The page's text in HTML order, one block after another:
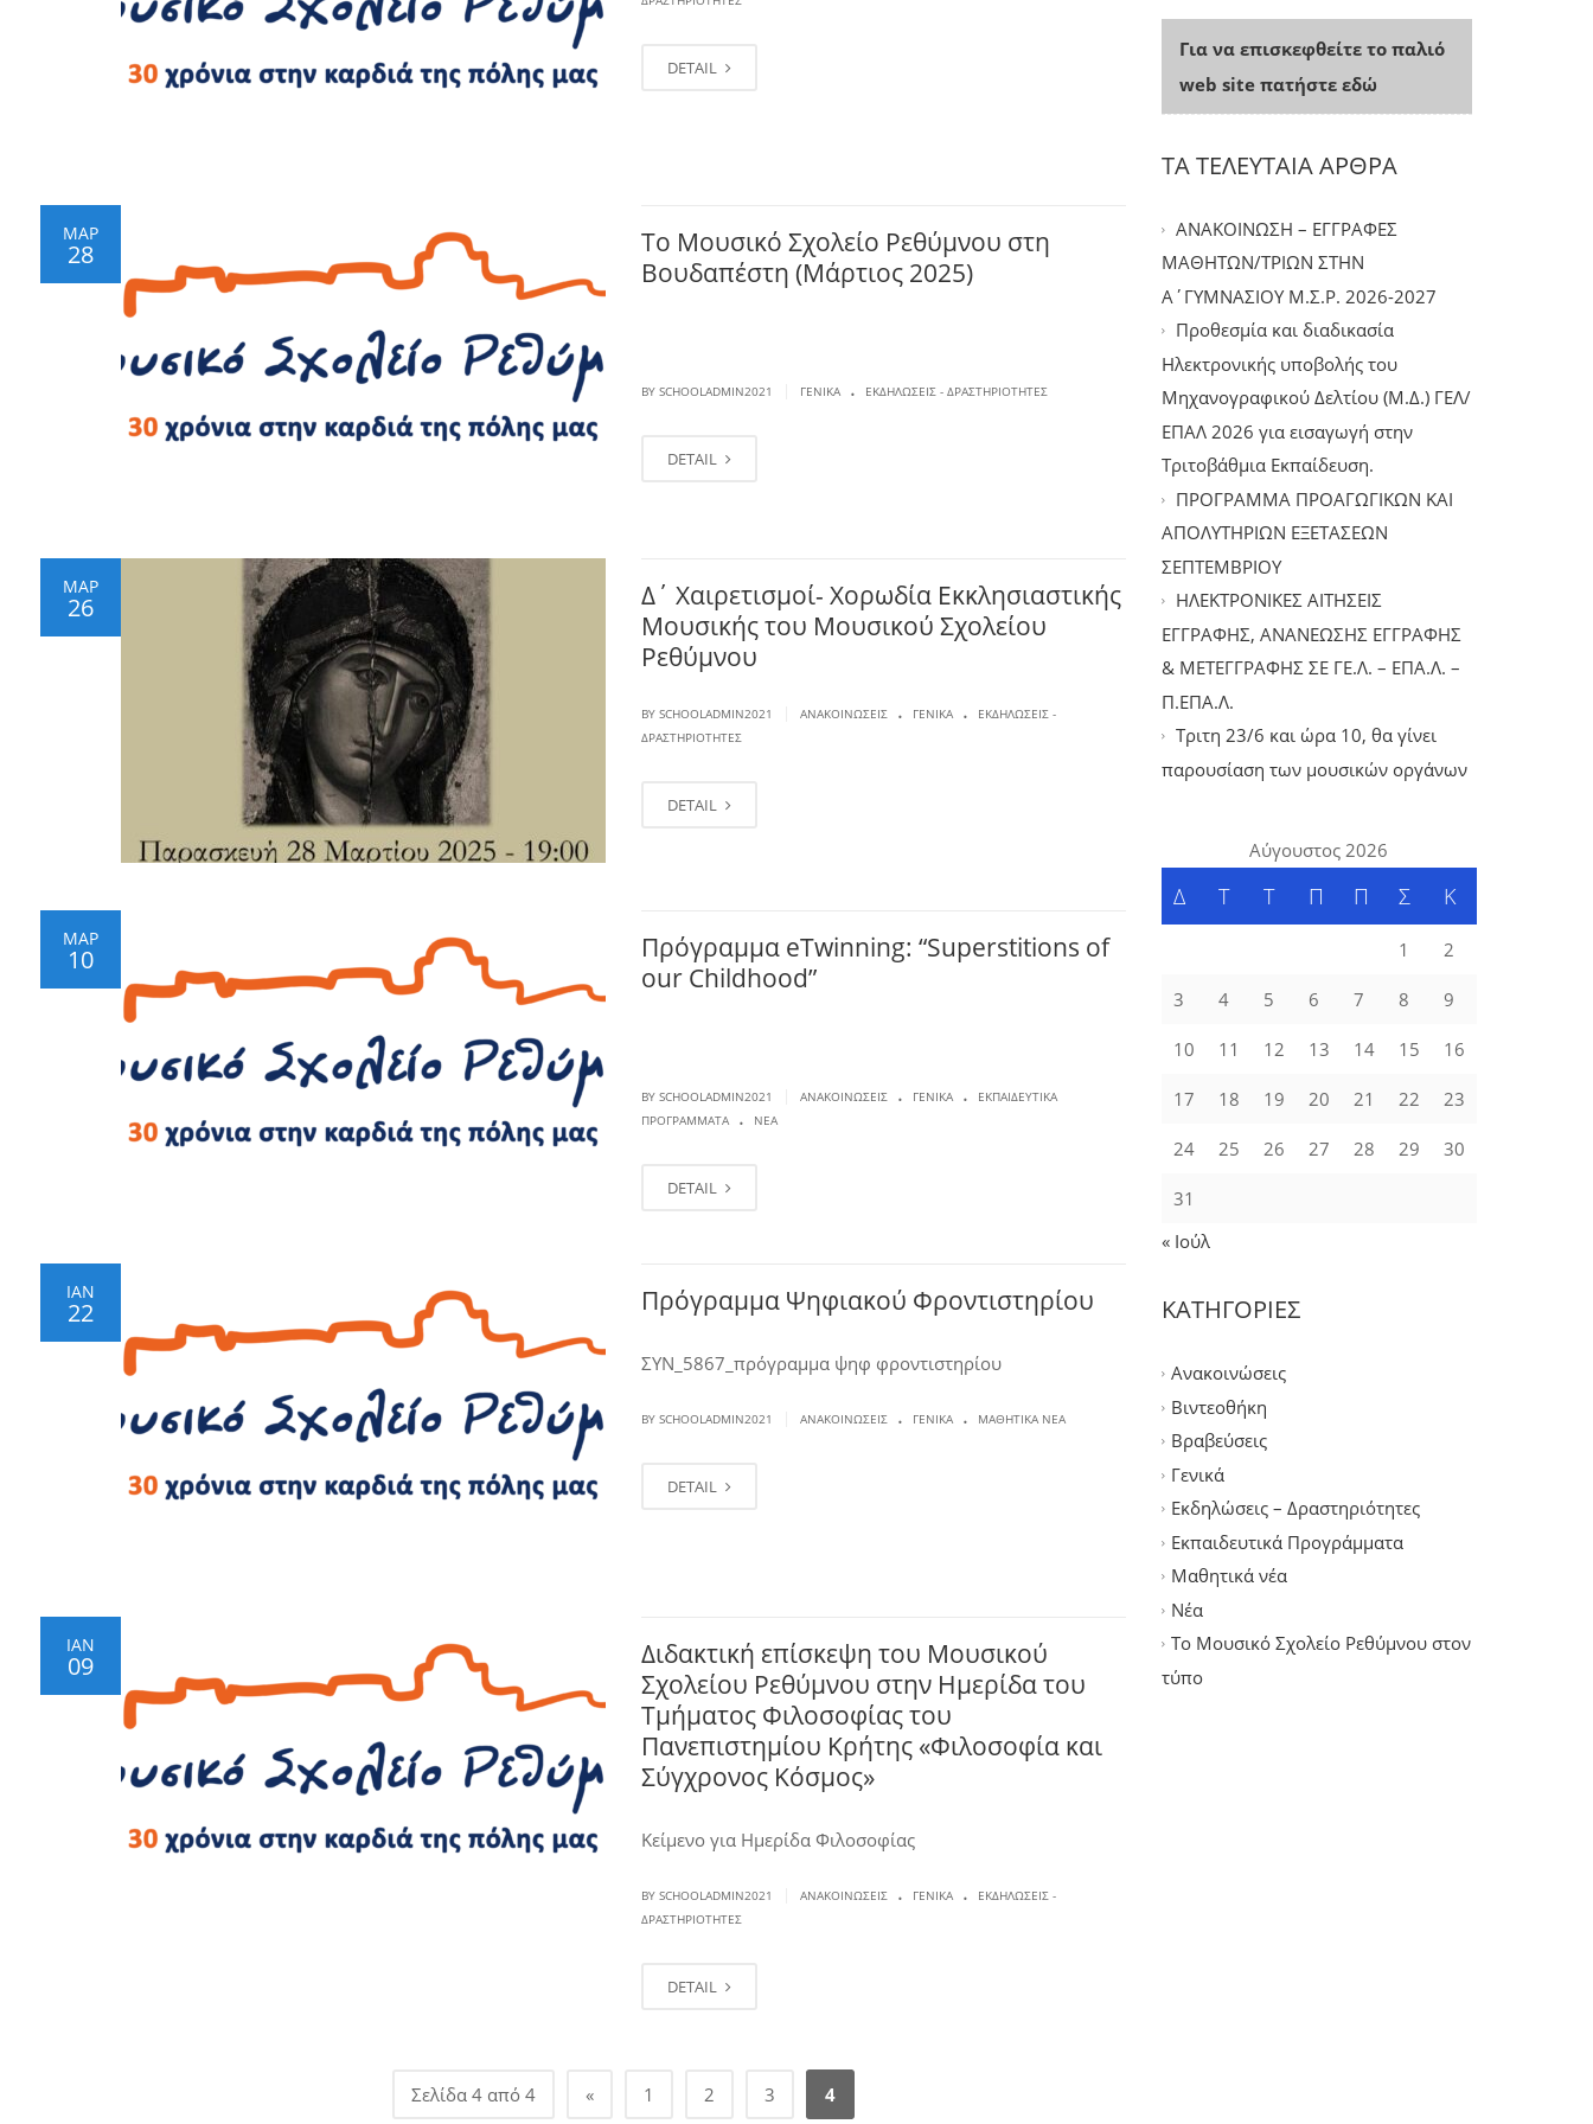
DETAIL
ΜΑΡ
28
Το Μουσικό Σχολείο Ρεθύμνου στη
Βουδαπέστη (Μάρτιος 2025)
BY SCHOOLADMIN2021 ΓΕΝΙΚΆ . ΕΚΔΗΛΏΣΕΙΣ - ΔΡΑΣΤΗΡΙΌΤΗΤΕΣ
DETAIL
ΜΑΡ
26
Δ΄ Χαιρετισμοί- Χορωδία Εκκλησιαστικής
Μουσικής του Μουσικού Σχολείου
Ρεθύμνου
BY SCHOOLADMIN2021 ΑΝΑΚΟΙΝΏΣΕΙΣ . ΓΕΝΙΚΆ .
ΕΚΔΗΛΏΣΕΙΣ -
ΔΡΑΣΤΗΡΙΌΤΗΤΕΣ
DETAIL
ΜΑΡ
10
Πρόγραμμα eTwinning: “Superstitions of
our Childhood”
BY SCHOOLADMIN2021 ΑΝΑΚΟΙΝΏΣΕΙΣ . ΓΕΝΙΚΆ .
ΕΚΠΑΙΔΕΥΤΙΚΆ
ΠΡΟΓΡΆΜΜΑΤΑ
. ΝΈΑ
DETAIL
ΙΑΝ
22 Πρόγραμμα Ψηφιακού Φροντιστηρίου
ΣΥΝ_5867_πρόγραμμα ψηφ φροντιστηρίου
BY SCHOOLADMIN2021 ΑΝΑΚΟΙΝΏΣΕΙΣ . ΓΕΝΙΚΆ . ΜΑΘΗΤΙΚΆ ΝΈΑ
DETAIL
ΙΑΝ
09
Διδακτική επίσκεψη του Μουσικού
Σχολείου Ρεθύμνου στην Ημερίδα του
Τμήματος Φιλοσοφίας του
Πανεπιστημίου Κρήτης «Φιλοσοφία και
Σύγχρονος Κόσμος»
Κείμενο για Ημερίδα Φιλοσοφίας
BY SCHOOLADMIN2021 ΑΝΑΚΟΙΝΏΣΕΙΣ . ΓΕΝΙΚΆ .
ΕΚΔΗΛΏΣΕΙΣ -
ΔΡΑΣΤΗΡΙΌΤΗΤΕΣ
DETAIL
Σελίδα 4 από 4 « 1 2 3 4
Για να επισκεφθείτε το παλιό
web site πατήστε εδώ
ΤΑ ΤΕΛΕΥΤΑΙΑ ΑΡΘΡΑ
ΑΝΑΚΟΙΝΩΣΗ – ΕΓΓΡΑΦΕΣ
ΜΑΘΗΤΩΝ/ΤΡΙΩΝ ΣΤΗΝ
Α΄ΓΥΜΝΑΣΙΟΥ Μ.Σ.Ρ. 2026-2027
Προθεσμία και διαδικασία
Ηλεκτρονικής υποβολής του
Μηχανογραφικού Δελτίου (Μ.Δ.) ΓΕΛ/
ΕΠΑΛ 2026 για εισαγωγή στην
Τριτοβάθμια Εκπαίδευση.
ΠΡΟΓΡΑΜΜΑ ΠΡΟΑΓΩΓΙΚΩΝ ΚΑΙ
ΑΠΟΛΥΤΗΡΙΩΝ ΕΞΕΤΑΣΕΩΝ
ΣΕΠΤΕΜΒΡΙΟΥ
ΗΛΕΚΤΡΟΝΙΚΕΣ ΑΙΤΗΣΕΙΣ
ΕΓΓΡΑΦΗΣ, ΑΝΑΝΕΩΣΗΣ ΕΓΓΡΑΦΗΣ
& ΜΕΤΕΓΓΡΑΦΗΣ ΣΕ ΓΕ.Λ. – ΕΠΑ.Λ. –
Π.ΕΠΑ.Λ.
Tριτη 23/6 και ώρα 10, θα γίνει
παρουσίαση των μουσικών οργάνων
Αύγουστος 2026
Δ Τ Τ Π Π Σ Κ
1 2
3 4 5 6 7 8 9
10 11 12 13 14 15 16
17 18 19 20 21 22 23
24 25 26 27 28 29 30
31
« Ιούλ
ΚΑΤΗΓΟΡΙΕΣ
Ανακοινώσεις
Βιντεοθήκη
Βραβεύσεις
Γενικά
Εκδηλώσεις – Δραστηριότητες
Εκπαιδευτικά Προγράμματα
Μαθητικά νέα
Νέα
Το Μουσικό Σχολείο Ρεθύμνου στον
τύπο